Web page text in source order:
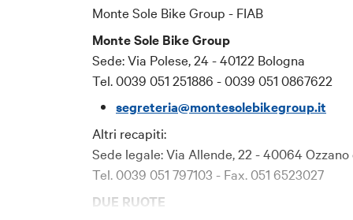
Monte Sole Bike Group - FIAB
Monte Sole Bike Group
Sede: Via Polese, 24 - 40122 Bologna
Tel. 0039 051 251886 - 0039 051 0867622
segreteria@montesolebikegroup.it
Altri recapiti:
Sede legale: Via Allende, 22 - 40064
Tel. 0039 051 797103 - Fax. 051 6523027
DUE RUOTE
e-mail:
PEC:
## 3. Finalità
gestire
inviare